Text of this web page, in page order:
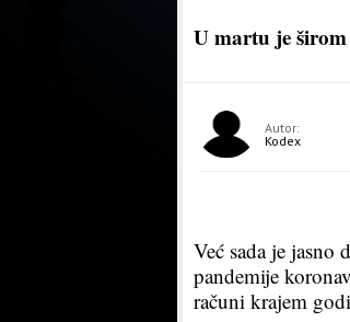
U martu je
Autor:
Kodex
Već sada je jasno
pandemije
računi krajem